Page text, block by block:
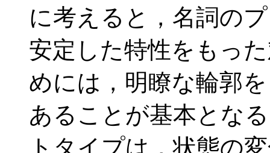
に考えると，名詞の
安定した特性をもっ
めには，明瞭な輪郭
あることが基本とな
トタイプは，状態の